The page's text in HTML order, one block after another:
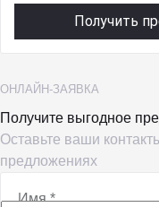
Получить
ОНЛАЙН-ЗАЯВКА
Получите выгодное
Оставьте ваши
предложениях
Имя*